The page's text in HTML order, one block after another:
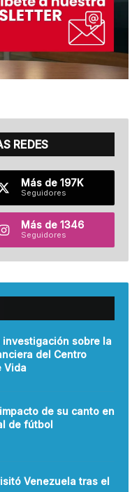
REDES
Más de 197K
Seguidores
Más de 1346
Seguidores
sobre la
del Centro
Vida
de su canto en
de fútbol
Venezuela tras el